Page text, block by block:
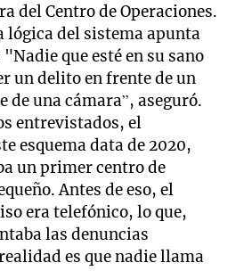
del Centro de Operaciones.
lógica del sistema apunta
que esté en su sano
un delito en frente de un
de una cámara”, aseguró.
entrevistados, el
esquema data de 2020,
un primer centro de
Antes de eso, el
era telefónico, lo que,
las denuncias
es que nadie llama